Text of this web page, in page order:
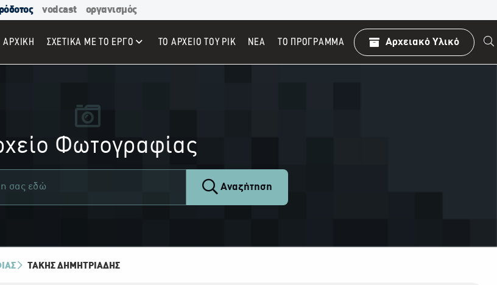
vodcast οργανισμός
ΑΡΧΙΚΉ ΣΧΕΤΙΚΑ ΜΕ ΤΟ ΕΡΓΟ ΤΟ ΑΡΧΕΙΟ ΤΟΥ ΡΙΚ ΝΕΑ TO ΠΡΌΓΡΑΜΜΑ Αρχειακό Υλικό
Φωτογραφίας
Αναζήτηση
ΤΆΚΗΣ ΔΗΜΗΤΡΙΆΔΗΣ